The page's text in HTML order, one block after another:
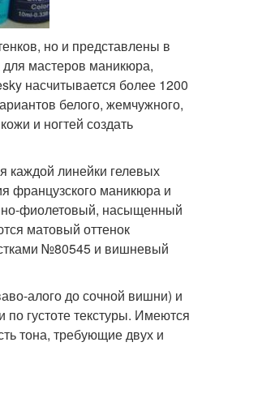
но и представлены в
мастеров маникюра,
насчитывается более 1200
белого, жемчужного,
и ногтей создать
каждой линейки гелевых
французского маникюра и
фиолетовый, насыщенный
матовый оттенок
№80545 и вишневый
алого до сочной вишни) и
густоте текстуры. Имеются
тона, требующие двух и